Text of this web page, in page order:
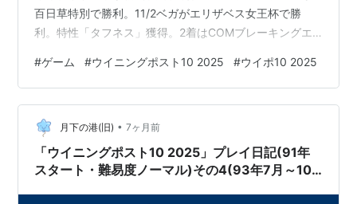
百日草特別で勝利。11/2ベガがエリザベス女王杯で勝
利。特性「タフネス」獲得。2着はCOMブレーキングエ
一途」獲得したがいらねー。「一等星」の方がいい。ナ
リタブライアンが東京スポーツ杯2歳Sで勝利。レッツゴ
ーターキンがマイルCSで4着。勝ったのはCOMシンコウ
ラブリイ。11/4ナリタブライアンが異名「本格化」獲
得。ナイスネイチャがジャパンカップで2着。勝ったの…
#ゲーム #ウイニングポスト10 2025 #ウイポ10 2025
月下の港(旧) • 7ヶ月前
「ウイニングポスト10 2025」プレイ日記(91年
スタート・難易度ノーマル)その4(93年7月～10